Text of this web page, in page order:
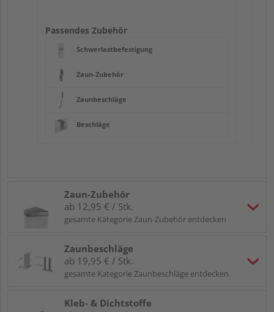
Passendes Zubehör
Schwerlastbefestigung
Zaun-Zubehör
Zaunbeschläge
Beschläge
Zaun-Zubehör
ab 12,95 € / Stk.
gesamte Kategorie Zaun-Zubehör entdecken
Zaunbeschläge
ab 19,95 € / Stk.
gesamte Kategorie Zaunbeschläge entdecken
Kleb- & Dichtstoffe